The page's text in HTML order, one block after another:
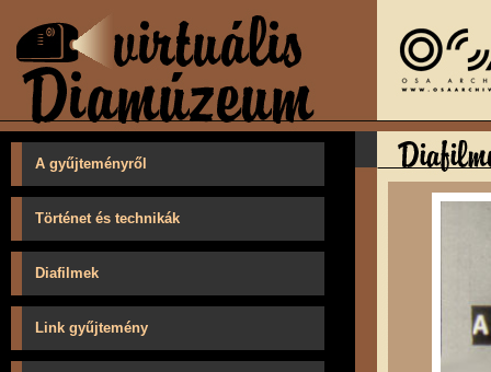
A gyűjteményről
Történet és technikák
Diafilmek
Link gyűjtemény